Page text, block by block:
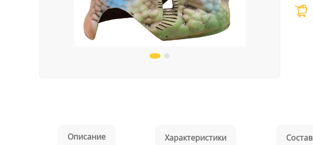
Описание Характеристики Состав